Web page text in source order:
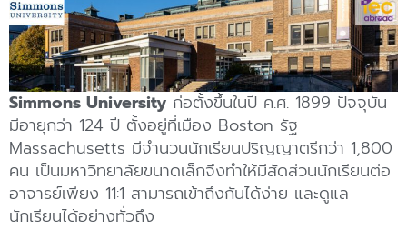
Simmons University ก่อตั้งขึ้นในปี ค.ศ. 1899 ปัจจุบัน
มีอายุกว่า 124 ปี ตั้งอยู่ที่เมือง Boston รัฐ
Massachusetts มีจำนวนนักเรียนปริญญาตรีกว่า 1,800
คน เป็นมหาวิทยาลัยขนาดเล็กจึงทำให้มีสัดส่วนนักเรียนต่อ
อาจารย์เพียง 11:1 สามารถเข้าถึงกันได้ง่าย และดูแล
นักเรียนได้อย่างทั่วถึง